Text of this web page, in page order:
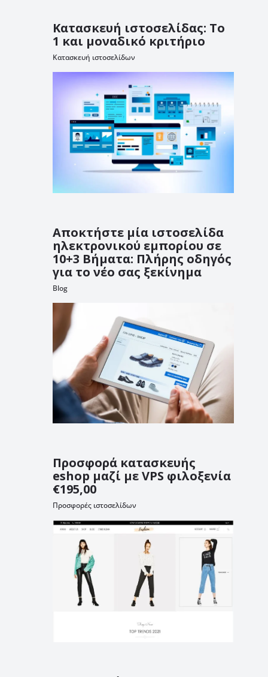
Κατασκευή ιστοσελίδας: Το
1 και μοναδικό κριτήριο
Κατασκευή ιστοσελίδων
Αποκτήστε μία ιστοσελίδα
ηλεκτρονικού εμπορίου σε
10+3 Βήματα: Πλήρης οδηγός
για το νέο σας ξεκίνημα
Blog
Προσφορά κατασκευής
eshop μαζί με VPS φιλοξενία
€195,00
Προσφορές ιστοσελίδων